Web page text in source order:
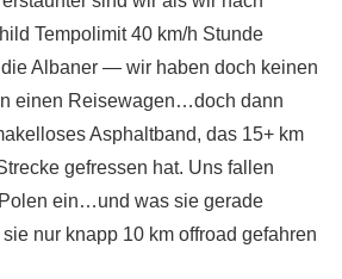
Tempolimit 40 km/h Stunde
Albaner — wir haben doch keinen
einen Reisewagen…doch dann
Asphaltband, das 15+ km
gefressen hat. Uns fallen
ein…und was sie gerade
nur knapp 10 km offroad gefahren